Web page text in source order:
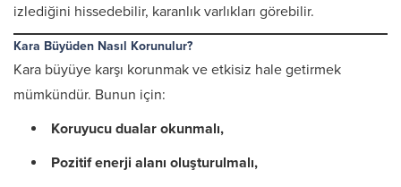
izlediğini hissedebilir, karanlık varlıkları görebilir.
Kara Büyüden Nasıl Korunulur?
Kara büyüye karşı korunmak ve etkisiz hale getirmek
mümkündür. Bunun için:
Koruyucu dualar okunmalı,
Pozitif enerji alanı oluşturulmalı,